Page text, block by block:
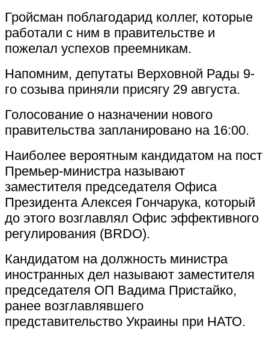
Гройсман поблагодарид коллег, которые
работали с ним в правительстве и
пожелал успехов преемникам.
Напомним, депутаты Верховной Рады 9-
го созыва приняли присягу 29 августа.
Голосование о назначении нового
правительства запланировано на 16:00.
Наиболее вероятным кандидатом на пост
Премьер-министра называют
заместителя председателя Офиса
Президента Алексея Гончарука, который
до этого возглавлял Офис эффективного
регулирования (BRDO).
Кандидатом на должность министра
иностранных дел называют заместителя
председателя ОП Вадима Пристайко,
ранее возглавлявшего
представительство Украины при НАТО.